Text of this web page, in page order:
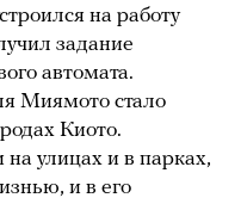
на работу
задание
автомата.
Миямото стало
Киото.
улицах и в парках,
и в его